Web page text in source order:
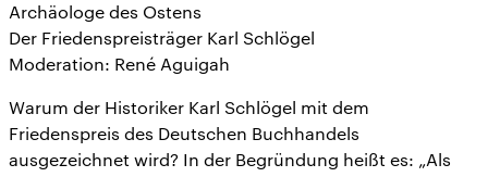
Archäologe des Ostens
Der Friedenspreisträger Karl Schlögel
Moderation: René Aguigah
Warum der Historiker Karl Schlögel mit dem
Friedenspreis des Deutschen Buchhandels
ausgezeichnet wird? In der Begründung heißt es: „Als